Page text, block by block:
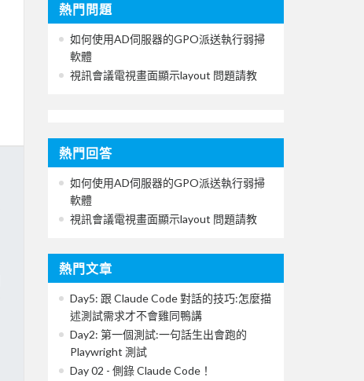
熱門問題
如何使用AD伺服器的GPO派送執行弱掃
軟體
視訊會議電視畫面顯示layout 問題請教
熱門回答
如何使用AD伺服器的GPO派送執行弱掃
軟體
視訊會議電視畫面顯示layout 問題請教
熱門文章
Day5: 跟 Claude Code 對話的技巧:怎麼描
述測試需求才不會雞同鴨講
Day2: 第一個測試:一句話生出會跑的
Playwright 測試
Day 02 - 側錄 Claude Code！